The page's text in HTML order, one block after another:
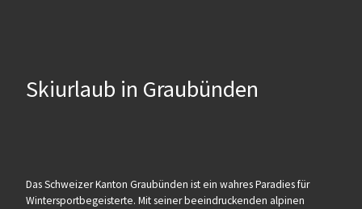
Skiurlaub in Graubünden
Das Schweizer Kanton Graubünden ist ein wahres Paradies für
Wintersportbegeisterte. Mit seiner beeindruckenden alpinen